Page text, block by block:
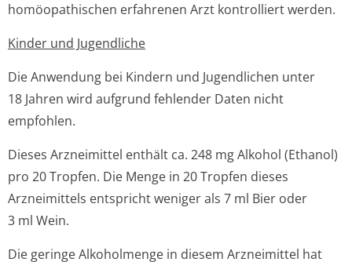
homöopathischen erfahrenen Arzt kontrolliert werden.
Kinder und Jugendliche
Die Anwendung bei Kindern und Jugendlichen unter
18 Jahren wird aufgrund fehlender Daten nicht
empfohlen.
Dieses Arzneimittel enthält ca. 248 mg Alkohol (Ethanol)
pro 20 Tropfen. Die Menge in 20 Tropfen dieses
Arzneimittels entspricht weniger als 7 ml Bier oder
3 ml Wein.
Die geringe Alkoholmenge in diesem Arzneimittel hat